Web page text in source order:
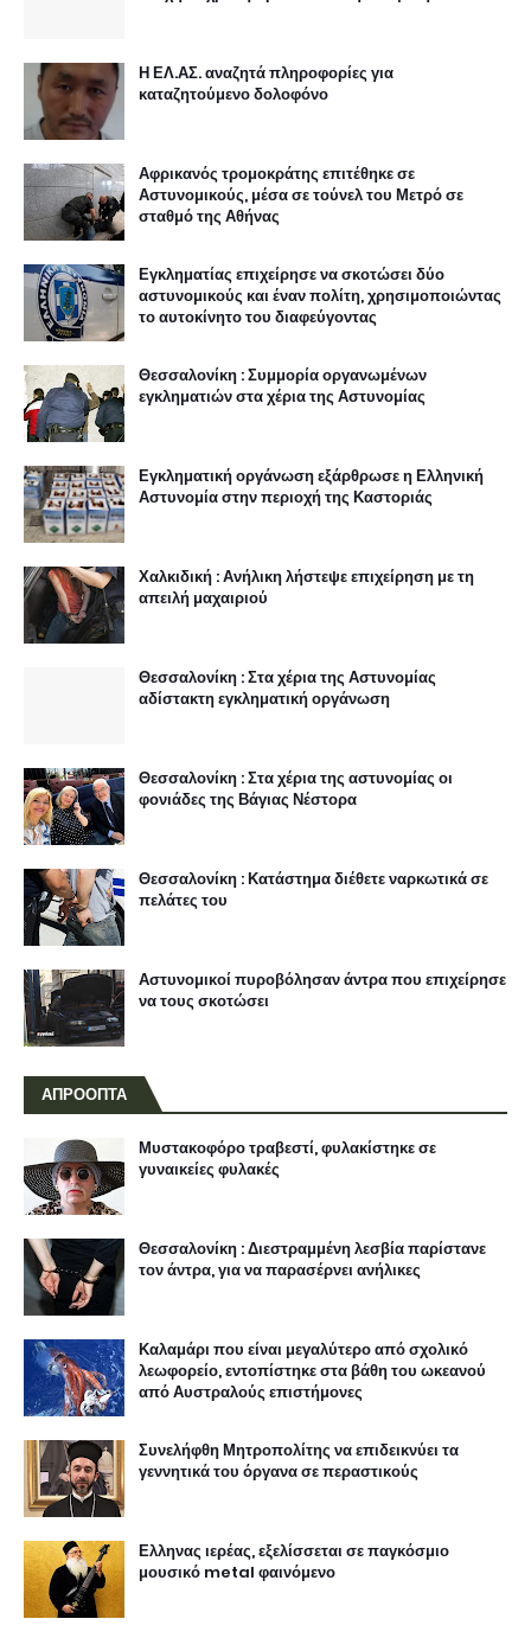
Η ΕΛ.ΑΣ. αναζητά πληροφορίες για
καταζητούμενο δολοφόνο
Αφρικανός τρομοκράτης επιτέθηκε σε
Αστυνομικούς, μέσα σε τούνελ του Μετρό σε
σταθμό της Αθήνας
Εγκληματίας επιχείρησε να σκοτώσει δύο
αστυνομικούς και έναν πολίτη, χρησιμοποιώντας
το αυτοκίνητο του διαφεύγοντας
Θεσσαλονίκη : Συμμορία οργανωμένων
εγκληματιών στα χέρια της Αστυνομίας
Εγκληματική οργάνωση εξάρθρωσε η Ελληνική
Αστυνομία στην περιοχή της Καστοριάς
Χαλκιδική : Ανήλικη λήστεψε επιχείρηση με τη
απειλή μαχαιριού
Θεσσαλονίκη : Στα χέρια της Αστυνομίας
αδίστακτη εγκληματική οργάνωση
Θεσσαλονίκη : Στα χέρια της αστυνομίας οι
φονιάδες της Βάγιας Νέστορα
Θεσσαλονίκη : Κατάστημα διέθετε ναρκωτικά σε
πελάτες του
Αστυνομικοί πυροβόλησαν άντρα που επιχείρησε
να τους σκοτώσει
ΑΠΡΟΟΠΤΑ
Μυστακοφόρο τραβεστί, φυλακίστηκε σε
γυναικείες φυλακές
Θεσσαλονίκη : Διεστραμμένη λεσβία παρίστανε
τον άντρα, για να παρασέρνει ανήλικες
Καλαμάρι που είναι μεγαλύτερο από σχολικό
λεωφορείο, εντοπίστηκε στα βάθη του ωκεανού
από Αυστραλούς επιστήμονες
Συνελήφθη Μητροπολίτης να επιδεικνύει τα
γεννητικά του όργανα σε περαστικούς
Ελληνας ιερέας, εξελίσσεται σε παγκόσμιο
μουσικό metal φαινόμενο